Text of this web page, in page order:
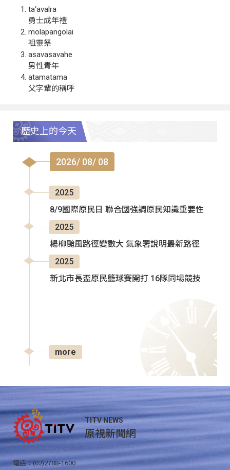
ta‘avalra
勇士成年禮
molapangolai
祖靈祭
asavasavahe
男性青年
atamatama
父字輩的稱呼
歷史上的今天
2026/ 08/ 08
2025
8/9國際原民日 聯合國強調原民知識重要性
2025
楊柳颱風路徑變數大 氣象署說明最新路徑
2025
新北市長盃原民籃球賽開打 16隊同場競技
more
TITV NEWS
原視新聞網
電話：(02)2788-1600